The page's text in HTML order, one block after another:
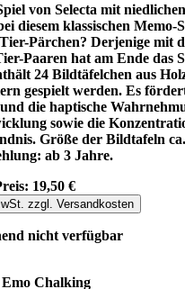
von Selecta mit
diesem klassischen Memo-
Pärchen? Derjenige mit
Paaren hat am Ende das
24 Bildtäfelchen aus
gespielt werden. Es
die haptische
sowie die
Größe der Bildtafeln
ab 3 Jahre.
19,50 €
zzgl. Versandkosten
nicht verfügbar